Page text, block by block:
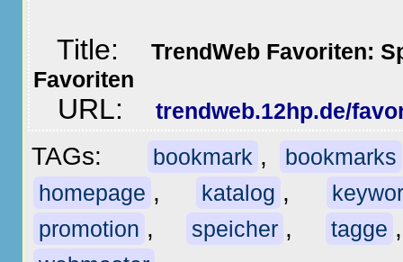
Title:
TrendWeb Favoriten:
Favoriten
URL: trendweb.12hp.de/
TAGs: bookmark ,
bookmarks
homepage , katalog ,
promotion , speicher , tagge